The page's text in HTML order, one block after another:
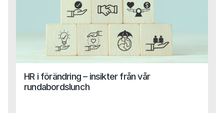
HR i förändring – insikter från vår
rundabordslunch